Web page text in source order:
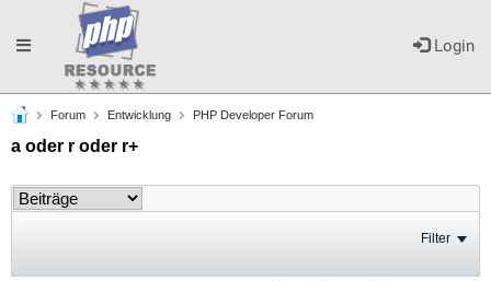
Login
Toggle
navigation
Forum Entwicklung PHP Developer Forum
a oder r oder r+
Filter